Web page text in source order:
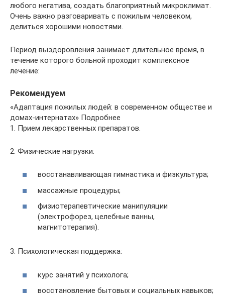
любого негатива, создать благоприятный микроклимат.
Очень важно разговаривать с пожилым человеком,
делиться хорошими новостями.
Период выздоровления занимает длительное время, в
течение которого больной проходит комплексное
лечение:
Рекомендуем
«Адаптация пожилых людей: в современном обществе и
домах-интернатах» Подробнее
1. Прием лекарственных препаратов.
2. Физические нагрузки:
восстанавливающая гимнастика и физкультура;
массажные процедуры;
физиотерапевтические манипуляции
(электрофорез, целебные ванны,
магнитотерапия).
3. Психологическая поддержка:
курс занятий у психолога;
восстановление бытовых и социальных навыков;